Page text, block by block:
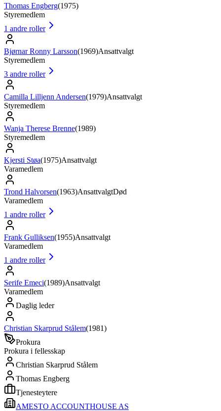
Thomas Engberg(1975)
Styremedlem
1 andre roller
Bjørnar Ronny Larsson(1969)Ansattvalgt
Styremedlem
3 andre roller
Camilla Lilljenn Andersen(1979)Ansattvalgt
Styremedlem
Wanja Therese Brenne(1989)
Styremedlem
Kjersti Støa(1975)Ansattvalgt
Varamedlem
Trond Halvorsen(1963)AnsattvalgtDød
Varamedlem
1 andre roller
Frank Gulliksen(1955)Ansattvalgt
Varamedlem
1 andre roller
Serife Emeci(1989)Ansattvalgt
Varamedlem
Daglig leder
Christian Skarprud Stålem(1981)
Prokura
Prokura i fellesskap
Christian Skarprud Stålem
Thomas Engberg
Tjenesteytere
AMESTO ACCOUNTHOUSE AS